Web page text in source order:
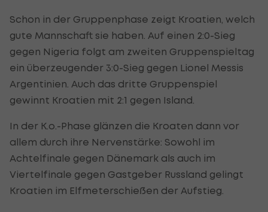
Schon in der Gruppenphase zeigt Kroatien, welch
gute Mannschaft sie haben. Auf einen 2:0-Sieg
gegen Nigeria folgt am zweiten Gruppenspieltag
ein überzeugender 3:0-Sieg gegen Lionel Messis
Argentinien. Auch das dritte Gruppenspiel
gewinnt Kroatien mit 2:1 gegen Island.
In der K.o.-Phase glänzen die Kroaten dann vor
allem durch ihre Nervenstärke: Sowohl im
Achtelfinale gegen Dänemark als auch im
Viertelfinale gegen Gastgeber Russland gelingt
Kroatien im Elfmeterschießen der Aufstieg.